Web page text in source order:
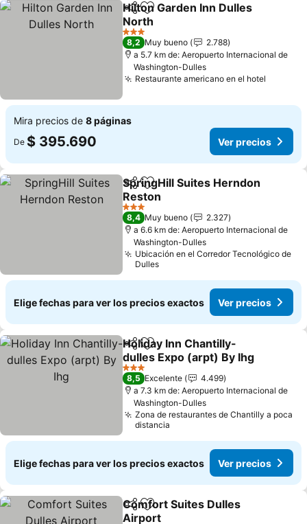
CompartirAgregar a favoritos
Hilton Garden Inn Dulles
North
Ver precios
3 Estrellas
8,2 Muy bueno
2.788
a 5.7 km de: Aeropuerto Internacional de
Washington-Dulles
Restaurante americano en el hotel
Mira precios de 8 páginas
De $ 395.690 Ver precios
CompartirAgregar a favoritos
SpringHill Suites Herndon
Reston
Ver precios
3 Estrellas
8,4 Muy bueno
2.327
a 6.6 km de: Aeropuerto Internacional de
Washington-Dulles
Ubicación en el Corredor Tecnológico de
Dulles
Elige fechas para ver los precios exactos Ver precios
CompartirAgregar a favoritos
Holiday Inn Chantilly-
dulles Expo (arpt) By Ihg
Ver precios
3 Estrellas
8,5 Excelente
4.499
a 7.3 km de: Aeropuerto Internacional de
Washington-Dulles
Zona de restaurantes de Chantilly a poca
distancia
Elige fechas para ver los precios exactos Ver precios
CompartirAgregar a favoritos
Comfort Suites Dulles
Airport